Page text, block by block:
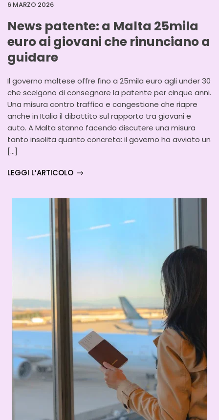
6 MARZO 2026
News patente: a Malta 25mila
euro ai giovani che rinunciano a
guidare
Il governo maltese offre fino a 25mila euro agli under 30
che scelgono di consegnare la patente per cinque anni.
Una misura contro traffico e congestione che riapre
anche in Italia il dibattito sul rapporto tra giovani e
auto. A Malta stanno facendo discutere una misura
tanto insolita quanto concreta: il governo ha avviato un
[…]
LEGGI L’ARTICOLO